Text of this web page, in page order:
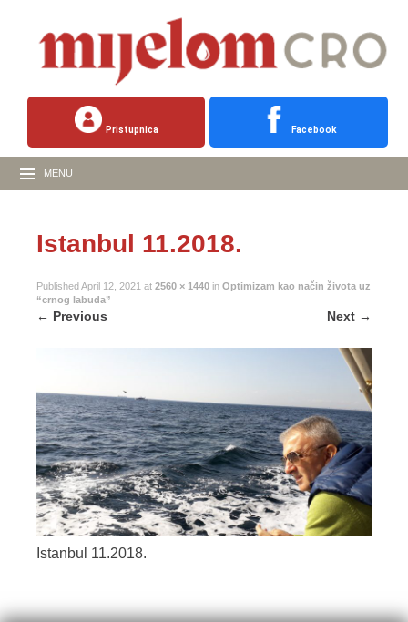
Pristupnica Facebook
MENU
Istanbul 11.2018.
PublishedApril 12, 2021 at 2560 × 1440 in Optimizam kao način života uz
“crnog labuda”
← Previous Next →
Istanbul 11.2018.